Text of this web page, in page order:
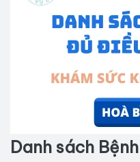
Danh sách